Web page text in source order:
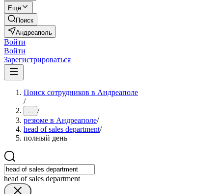
Ещё
Поиск
Андреаполь
Войти
Войти
Зарегистрироваться
Поиск сотрудников в Андреаполе
/
... /
резюме в Андреаполе/
head of sales department/
полный день
head of sales department